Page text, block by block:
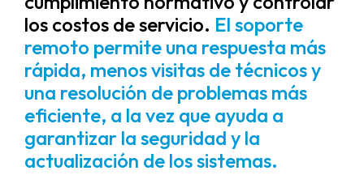
los costos de servicio. El soporte
remoto permite una respuesta más
rápida, menos visitas de técnicos y
una resolución de problemas más
eficiente, a la vez que ayuda a
garantizar la seguridad y la
actualización de los sistemas.